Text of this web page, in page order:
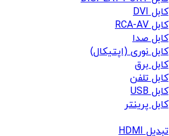
کابل DVI
کابل RCA-AV
کابل صدا
کابل نوری (اپتیکال)
کابل برق
کابل تلفن
کابل USB
کابل پرینتر
تبدیل HDMI